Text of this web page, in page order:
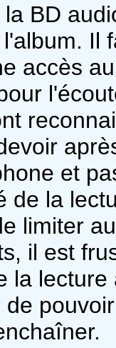
BD
Il
accès
et
de la
limiter
il est
la